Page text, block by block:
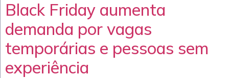
Black Friday aumenta
demanda por vagas
temporárias e pessoas sem
experiência